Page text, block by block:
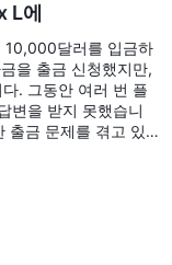
L에
달러를 입금하
을 출금 신청했지만,
. 그동안 여러 번 플
변을 받지 못했습니
출금 문제를 겪고 있
록을 보관하고 있으
에 따라 고객 자금을
않을 경우, 본인은 말
에 불만을 제기하고,
다.